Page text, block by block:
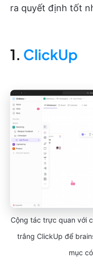
ra quyết định tốt
1. ClickUp
Cộng tác trực quan với
trắng ClickUp để
mục